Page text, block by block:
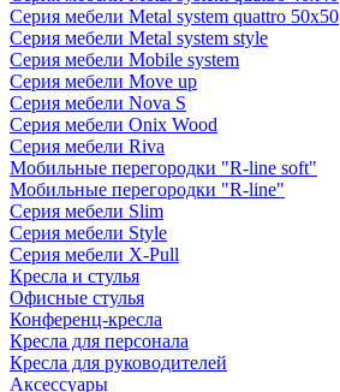
Серия мебели Metal system quattro 50x50
Серия мебели Metal system style
Серия мебели Mobile system
Серия мебели Move up
Серия мебели Nova S
Серия мебели Onix Wood
Серия мебели Riva
Мобильные перегородки "R-line soft"
Мобильные перегородки "R-line"
Серия мебели Slim
Серия мебели Style
Серия мебели X-Pull
Кресла и стулья
Офисные стулья
Конференц-кресла
Кресла для персонала
Кресла для руководителей
Аксессуары